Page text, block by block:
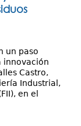
un paso
innovación
Castro,
Industrial,
en el